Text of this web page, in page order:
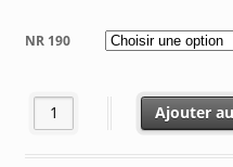
prix :
€ 187.80
€ 216.85
NR 190
quantité de Vitreo 190Ajouter